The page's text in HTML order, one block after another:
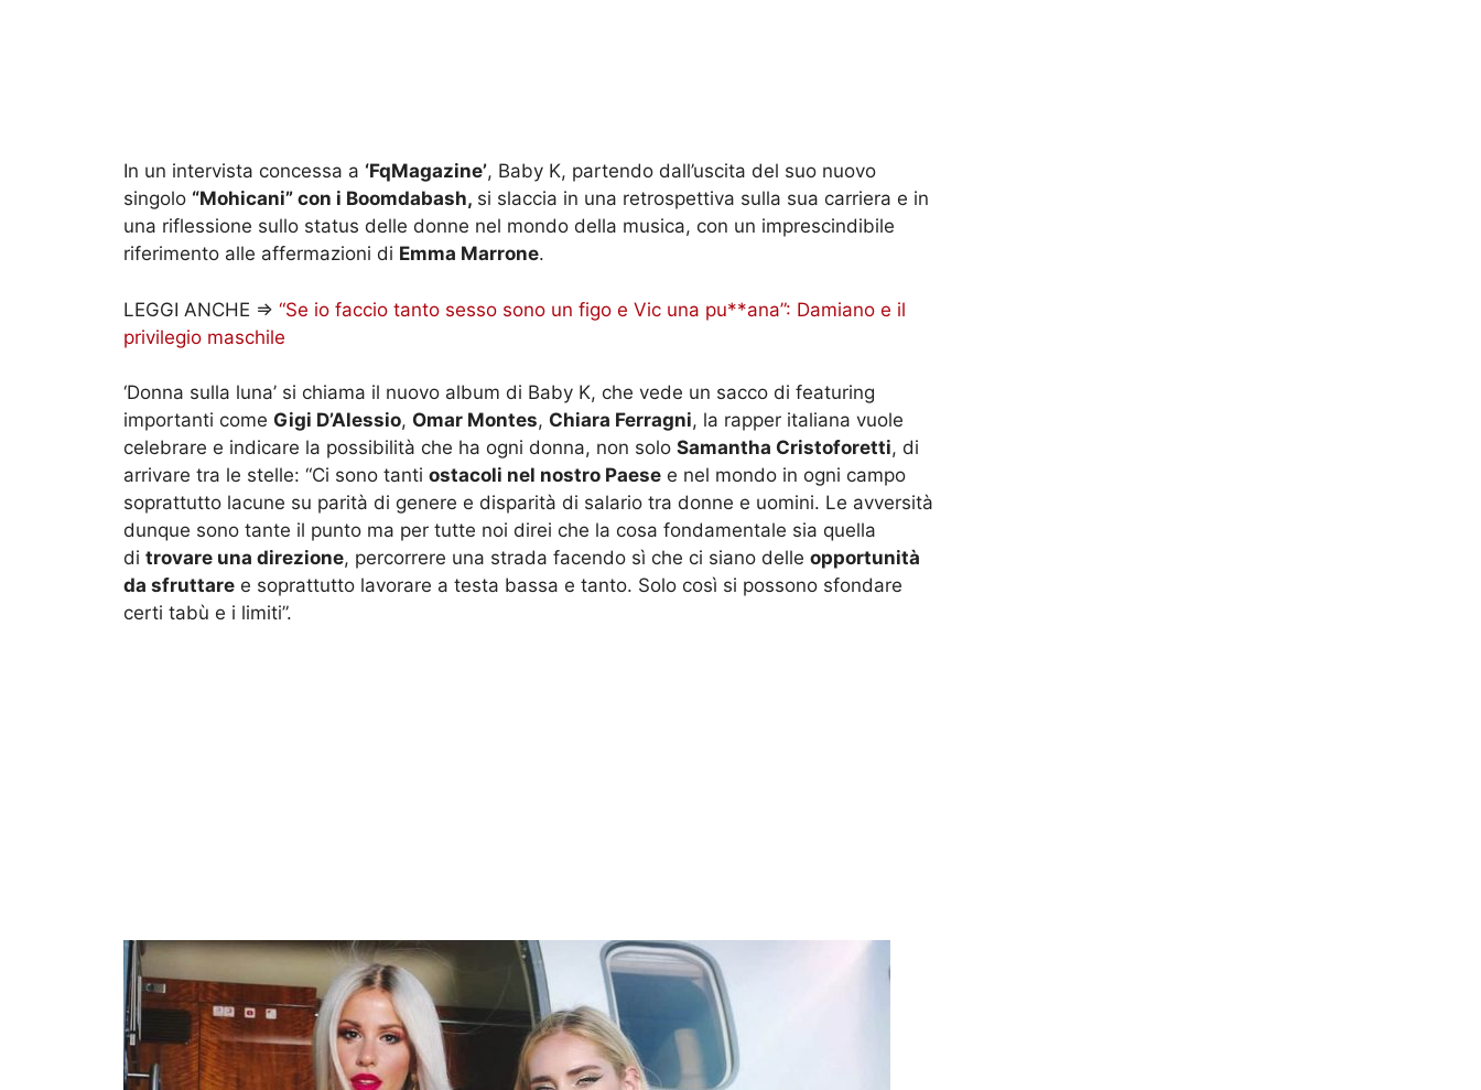
In un intervista concessa a ‘FqMagazine’, Baby K, partendo dall’uscita del suo nuovo
singolo “Mohicani” con i Boomdabash, si slaccia in una retrospettiva sulla sua carriera e in
una riflessione sullo status delle donne nel mondo della musica, con un imprescindibile
riferimento alle affermazioni di Emma Marrone.
LEGGI ANCHE => “Se io faccio tanto sesso sono un figo e Vic una pu**ana”: Damiano e il
privilegio maschile
‘Donna sulla luna’ si chiama il nuovo album di Baby K, che vede un sacco di featuring
importanti come Gigi D’Alessio, Omar Montes, Chiara Ferragni, la rapper italiana vuole
celebrare e indicare la possibilità che ha ogni donna, non solo Samantha Cristoforetti, di
arrivare tra le stelle: “Ci sono tanti ostacoli nel nostro Paese e nel mondo in ogni campo
soprattutto lacune su parità di genere e disparità di salario tra donne e uomini. Le avversità
dunque sono tante il punto ma per tutte noi direi che la cosa fondamentale sia quella
di trovare una direzione, percorrere una strada facendo sì che ci siano delle opportunità
da sfruttare e soprattutto lavorare a testa bassa e tanto. Solo così si possono sfondare
certi tabù e i limiti”.